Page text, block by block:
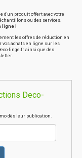
d'un produit offert avec votre
ou des services.
ligne !
les offres de réduction en
vos achats en ligne sur les
linge.fr ainsi que des
Deco-
dès leur publication.